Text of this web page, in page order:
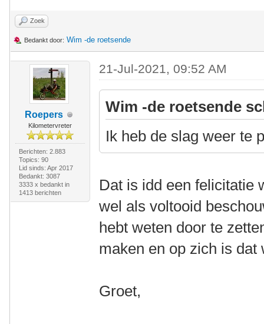
Zoek
Bedankt door: Wim -de roetsende
Roepers
Kilometervreter
Berichten: 2.883
Topics: 90
Lid sinds: Apr 2017
Bedankt: 3087
3333 x bedankt in
1413 berichten
21-Jul-2021, 09:52 AM
Wim -de roetsende
Ik heb de slag weer te
Dat is idd een felicitatie
wel als voltooid
hebt weten door te
maken en op zich is
Groet,